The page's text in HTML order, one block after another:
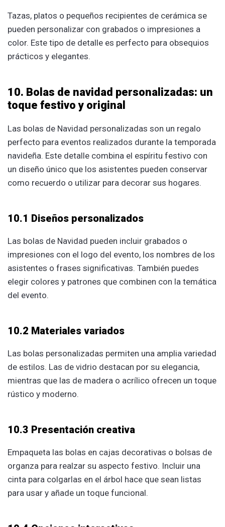
Tazas, platos o pequeños recipientes de cerámica se
pueden personalizar con grabados o impresiones a
color. Este tipo de detalle es perfecto para obsequios
prácticos y elegantes.
10. Bolas de navidad personalizadas: un
toque festivo y original
Las bolas de Navidad personalizadas son un regalo
perfecto para eventos realizados durante la temporada
navideña. Este detalle combina el espíritu festivo con
un diseño único que los asistentes pueden conservar
como recuerdo o utilizar para decorar sus hogares.
10.1 Diseños personalizados
Las bolas de Navidad pueden incluir grabados o
impresiones con el logo del evento, los nombres de los
asistentes o frases significativas. También puedes
elegir colores y patrones que combinen con la temática
del evento.
10.2 Materiales variados
Las bolas personalizadas permiten una amplia variedad
de estilos. Las de vidrio destacan por su elegancia,
mientras que las de madera o acrílico ofrecen un toque
rústico y moderno.
10.3 Presentación creativa
Empaqueta las bolas en cajas decorativas o bolsas de
organza para realzar su aspecto festivo. Incluir una
cinta para colgarlas en el árbol hace que sean listas
para usar y añade un toque funcional.